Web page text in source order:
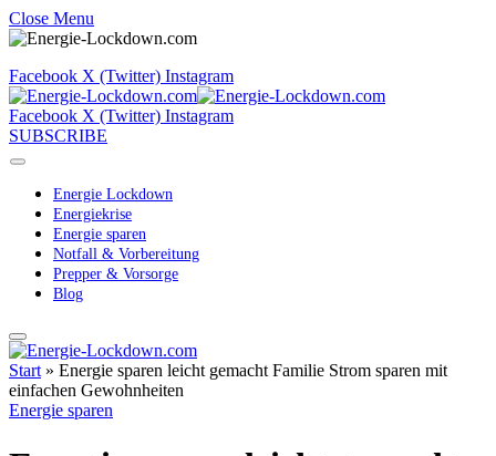
Close Menu
Facebook X (Twitter) Instagram
Facebook X (Twitter) Instagram
SUBSCRIBE
Energie Lockdown
Energiekrise
Energie sparen
Notfall & Vorbereitung
Prepper & Vorsorge
Blog
Start » Energie sparen leicht gemacht Familie Strom sparen mit
einfachen Gewohnheiten
Energie sparen